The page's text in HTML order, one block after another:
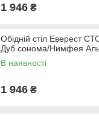
1 946 ₴
Обідній стіл Еверест
Дуб сонома/Нимфея
В наявності
1 946 ₴